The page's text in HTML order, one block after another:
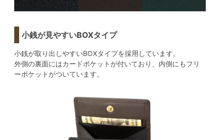
小銭が見やすいBOXタイプ
小銭が取り出しやすいBOXタイプを採用しています。
外側の裏面にはカードポケットが付いており、内側にもフリ
ーポケットがついています。